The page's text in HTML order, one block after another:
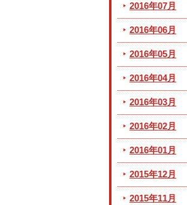
2016年07月
2016年06月
2016年05月
2016年04月
2016年03月
2016年02月
2016年01月
2015年12月
2015年11月